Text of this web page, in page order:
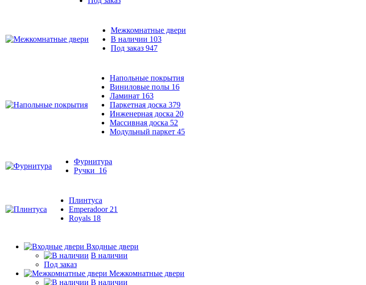
Межкомнатные двери
В наличии 103
Под заказ 947
Напольные покрытия
Виниловые полы 16
Ламинат 163
Паркетная доска 379
Инженерная доска 20
Массивная доска 52
Модульный паркет 45
Фурнитура
Ручки 16
Плинтуса
Emperadoor 21
Royals 18
Входные двери
В наличии
Под заказ
Межкомнатные двери
В наличии